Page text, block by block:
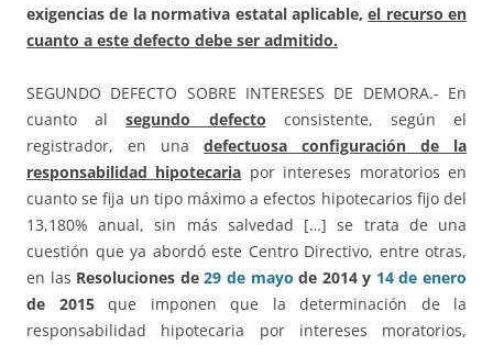
exigencias de la normativa estatal aplicable,el recurso en
cuanto a este defecto debe ser admitido.
SEGUNDO DEFECTO SOBRE INTERESES DE DEMORA.- En
cuanto alsegundo defecto consistente, según el
registrador, en una defectuosa configuración de la
responsabilidad hipotecaria por intereses moratorios en
cuanto se fija un tipo máximo a efectos hipotecarios fijo del
13,180% anual, sin más salvedad […] se trata de una
cuestión que ya abordó este Centro Directivo, entre otras,
en las Resoluciones de29 de mayo de 2014 y 14 de enero
de 2015que imponen que la determinación de la
responsabilidad hipotecaria por intereses moratorios,